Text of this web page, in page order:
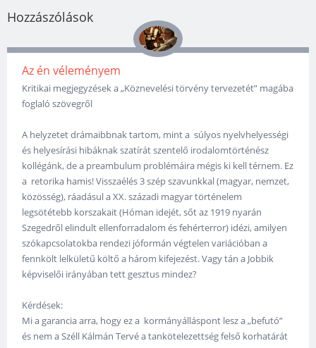
Hozzászólások
Az én véleményem
Kritikai megjegyzések a „Köznevelési törvény tervezetét” magába
foglaló szövegről
A helyzetet drámaibbnak tartom, mint a súlyos nyelvhelyességi
és helyesírási hibáknak szatírát szentelő irodalomtörténész
kollégánk, de a preambulum problémáira mégis ki kell térnem. Ez
a retorika hamis! Visszaélés 3 szép szavunkkal (magyar, nemzet,
közösség), ráadásul a XX. századi magyar történelem
legsötétebb korszakait (Hóman idejét, sőt az 1919 nyarán
Szegedről elindult ellenforradalom és fehérterror) idézi, amilyen
szókapcsolatokba rendezi jóformán végtelen variációban a
fennkölt lelkületű költő a három kifejezést. Vagy tán a Jobbik
képviselői irányában tett gesztus mindez?
Kérdések:
Mi a garancia arra, hogy ez a kormányálláspont lesz a „befutó”
és nem a Széll Kálmán Tervé a tankötelezettség felső korhatárát